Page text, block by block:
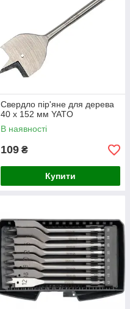
Свердло пір'яне для дерева
40 х 152 мм YATO
В наявності
109 ₴
Купити